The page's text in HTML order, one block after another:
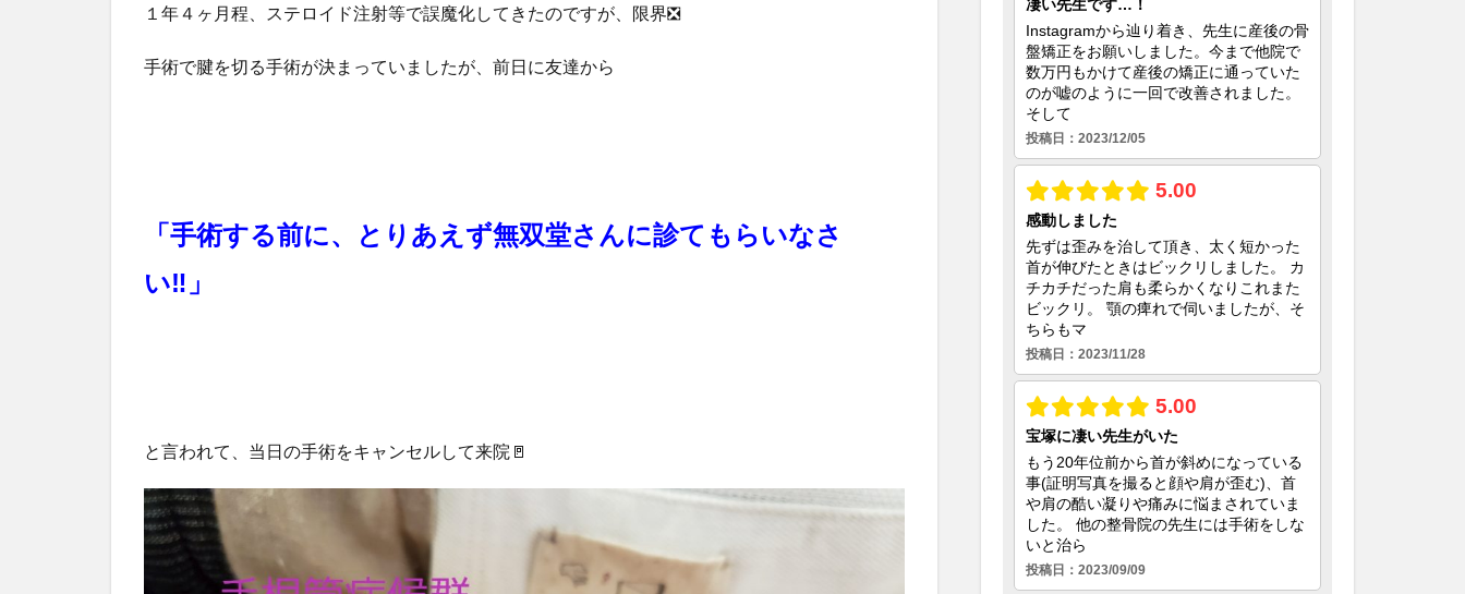
１年４ヶ月程、ステロイド注射等で誤魔化してきたのですが、限界❎
手術で腱を切る手術が決まっていましたが、前日に友達から
「手術する前に、とりあえず無双堂さんに診てもらいなさ
い‼️」
と言われて、当日の手術をキャンセルして来院🚪